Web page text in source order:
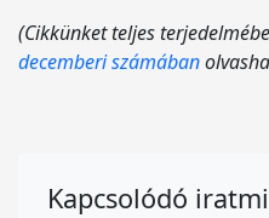
(Cikkünket teljes
decemberi számában
Kapcsolódó